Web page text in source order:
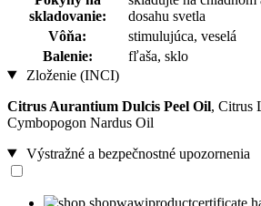
skladovanie:
dosahu svetla
Vôňa:
stimulujúca, veselá
Balenie:
fľaša, sklo
Zloženie (INCI)
Citrus Aurantium Dulcis Peel Oil, Citrus
Cymbopogon Nardus Oil
Výstražné a bezpečnostné upozornenia